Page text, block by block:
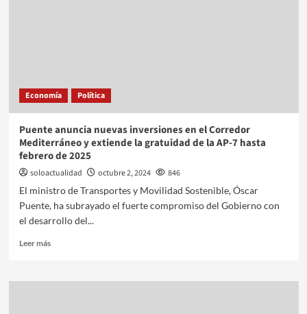
Economía Política
Puente anuncia nuevas inversiones en el Corredor
Mediterráneo y extiende la gratuidad de la AP-7 hasta
febrero de 2025
soloactualidad octubre 2, 2024
846
El ministro de Transportes y Movilidad Sostenible, Óscar
Puente, ha subrayado el fuerte compromiso del Gobierno con
el desarrollo del...
Leer más